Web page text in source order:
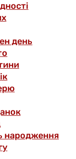
день
народження